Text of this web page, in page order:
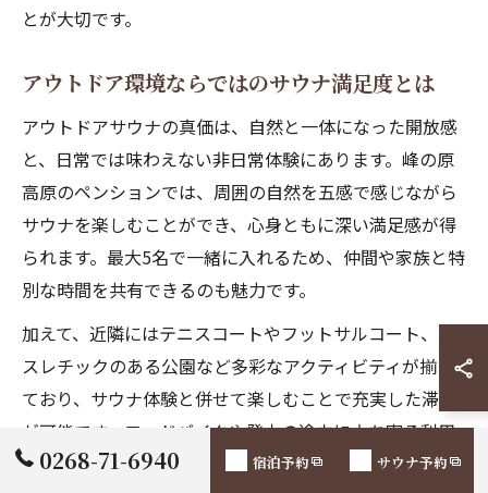
とが大切です。
アウトドア環境ならではのサウナ満足度とは
アウトドアサウナの真価は、自然と一体になった開放感
と、日常では味わえない非日常体験にあります。峰の原
高原のペンションでは、周囲の自然を五感で感じながら
サウナを楽しむことができ、心身ともに深い満足感が得
られます。最大5名で一緒に入れるため、仲間や家族と特
別な時間を共有できるのも魅力です。
加えて、近隣にはテニスコートやフットサルコート、ア
スレチックのある公園など多彩なアクティビティが揃っ
ており、サウナ体験と併せて楽しむことで充実した滞在
が可能です。ロードバイクや登山の途中に立ち寄る利用
者も多く、スポーツ後のリカバリーやリラクゼーション
0268-71-6940 宿泊予約 サウナ予約